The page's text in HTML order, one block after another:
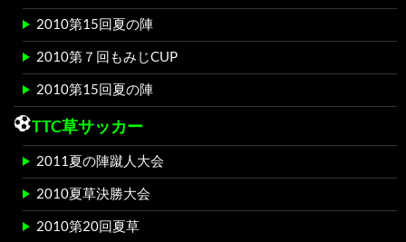
2010第15回夏の陣
2010第７回もみじCUP
2010第15回夏の陣
TTC草サッカー
2011夏の陣蹴人大会
2010夏草決勝大会
2010第20回夏草